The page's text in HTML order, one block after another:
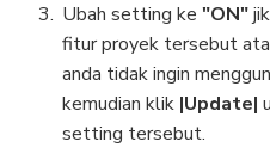
Ubah setting ke "ON"
fitur proyek tersebut
anda tidak ingin
kemudian klik |Update|
setting tersebut.